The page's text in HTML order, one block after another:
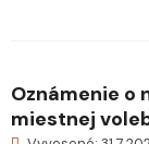
Oznámenie o
miestnej